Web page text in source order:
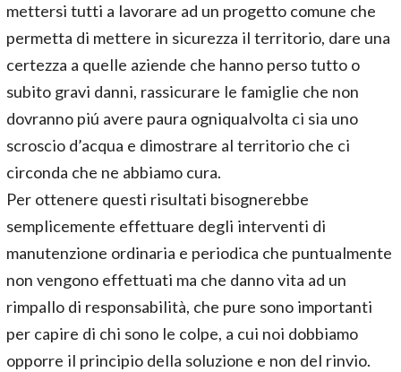
mettersi tutti a lavorare ad un progetto comune che
permetta di mettere in sicurezza il territorio, dare una
certezza a quelle aziende che hanno perso tutto o
subito gravi danni, rassicurare le famiglie che non
dovranno piú avere paura ogniqualvolta ci sia uno
scroscio d’acqua e dimostrare al territorio che ci
circonda che ne abbiamo cura.
Per ottenere questi risultati bisognerebbe
semplicemente effettuare degli interventi di
manutenzione ordinaria e periodica che puntualmente
non vengono effettuati ma che danno vita ad un
rimpallo di responsabilità, che pure sono importanti
per capire di chi sono le colpe, a cui noi dobbiamo
opporre il principio della soluzione e non del rinvio.